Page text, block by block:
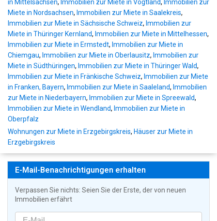
in Mittelsachsen, Immobilien zur Miete in Vogtland, Immobilien zur
Miete in Nordsachsen, Immobilien zur Miete in Saalekreis,
Immobilien zur Miete in Sächsische Schweiz, Immobilien zur
Miete in Thüringer Kernland, Immobilien zur Miete in Mittelhessen,
Immobilien zur Miete in Ermstedt, Immobilien zur Miete in
Chiemgau, Immobilien zur Miete in Oberlausitz, Immobilien zur
Miete in Südthüringen, Immobilien zur Miete in Thüringer Wald,
Immobilien zur Miete in Fränkische Schweiz, Immobilien zur Miete
in Franken, Bayern, Immobilien zur Miete in Saaleland, Immobilien
zur Miete in Niederbayern, Immobilien zur Miete in Spreewald,
Immobilien zur Miete in Wendland, Immobilien zur Miete in
Oberpfalz
Wohnungen zur Miete in Erzgebirgskreis, Häuser zur Miete in
Erzgebirgskreis
E-Mail-Benachrichtigungen erhalten
Verpassen Sie nichts: Seien Sie der Erste, der von neuen
Immobilien erfährt